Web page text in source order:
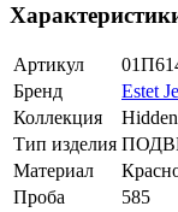
Артикул
Бренд
Estet
Коллекция
Тип изделия
Материал
Проба
585